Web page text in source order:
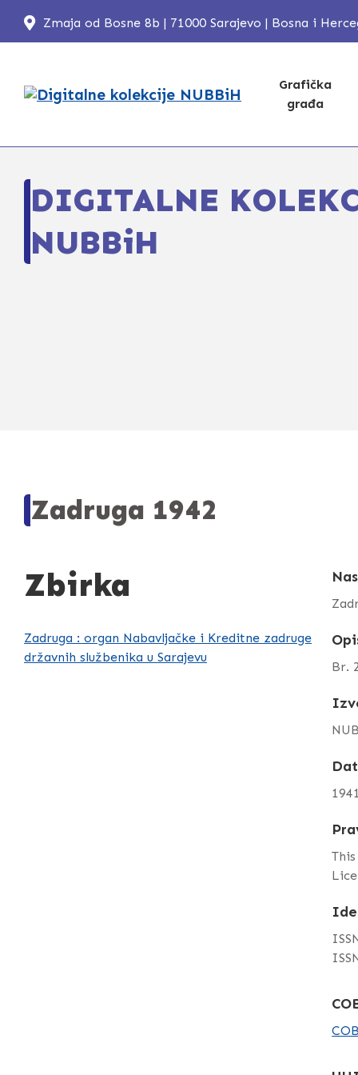
Zmaja od Bosne 8b | 71000 Sarajevo | Bosna i
Grafička
građa
DIGITALNE
NUBBiH
Zadruga 1942
Zbirka
Zadruga : organ Nabavljačke i Kreditne zadruge
državnih službenika u Sarajevu
Br. 2